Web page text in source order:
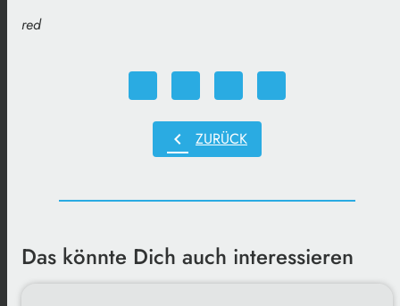
red
chevron_left ZURÜCK
Das könnte Dich auch interessieren